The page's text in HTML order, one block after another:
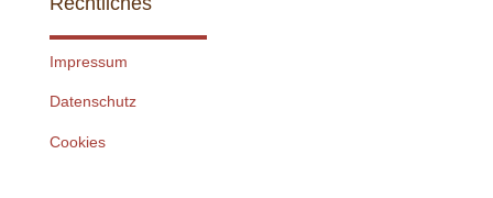
Impressum
Datenschutz
Cookies